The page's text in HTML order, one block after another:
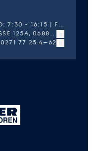
MO-DO: 7:30 - 16:15 | FR: 7:30 - 14:45
DESSAUER STRASSE 125A, 06886 LUTHERSTADT WITTENBERG
0271 77 25 4–62